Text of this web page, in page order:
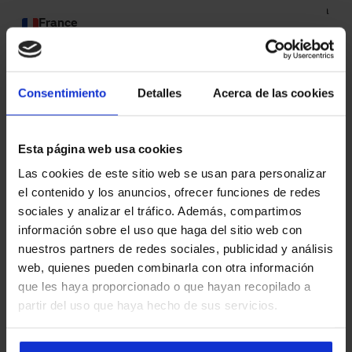
Consentimiento Detalles Acerca de las cookies
Esta página web usa cookies
Las cookies de este sitio web se usan para personalizar
el contenido y los anuncios, ofrecer funciones de redes
sociales y analizar el tráfico. Además, compartimos
información sobre el uso que haga del sitio web con
nuestros partners de redes sociales, publicidad y análisis
web, quienes pueden combinarla con otra información
que les haya proporcionado o que hayan recopilado a
partir del uso que haya hecho de sus servicios.
France
Hungary
Ireland
Iceland
Israel
Italy
Latvia
Turkey
Ukraine
United Kingdom
Global
A Loaner Healthcare Services, empresa especializada na
desinfeção de material cirúrgico, sediada em Alcalá de
Henares (Madrid), para as suas instalações em Cornellá
em portas e portões industriais.
Por um lado, a instalação de portas de batente pedonais
incêndio. E por outro, várias portas rápidas de alumínio
reforçado que além de oferecerem estanqueidade graças
ao acabamento de alta qualidade, se adaptam a zonas
com elevado tráfego de pessoas e mercadorias. As lonas
foram personalizadas em diferentes cores e optou-se por
um óculo transparente de grandes dimensões no centro,
que permite a visualização de outras áreas sem ser
necessário abrir a porta.